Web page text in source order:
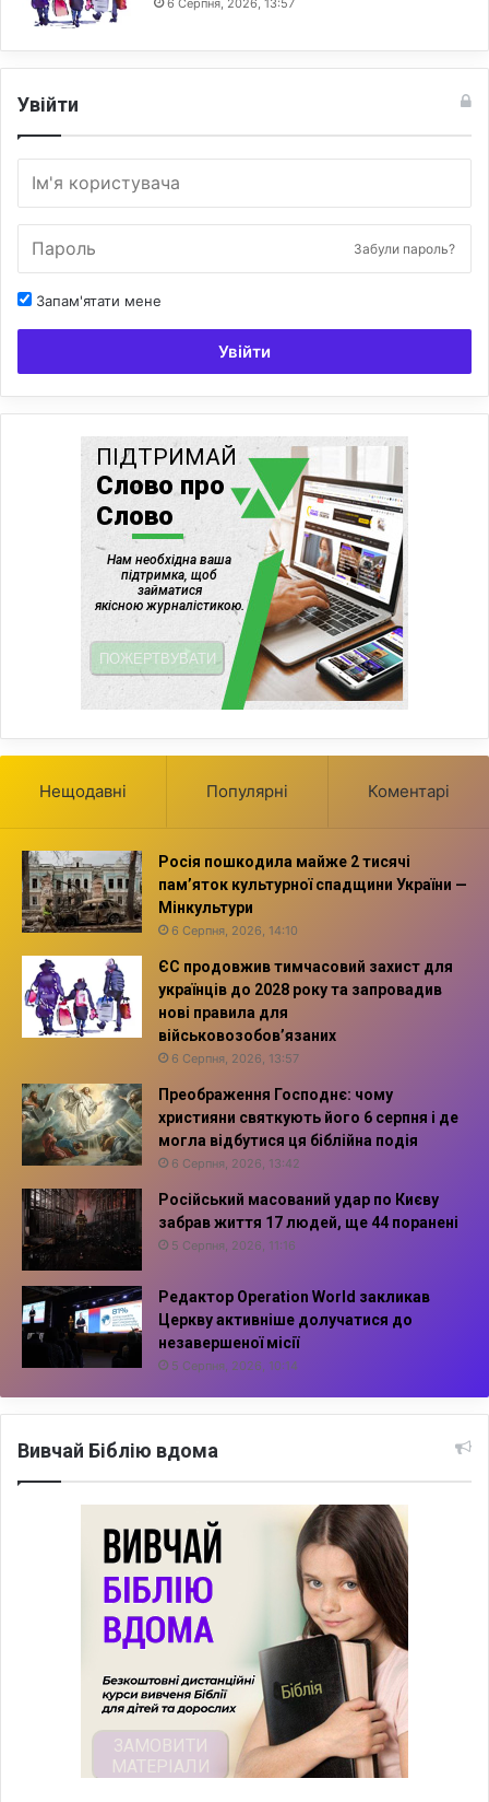
6 Серпня, 2026, 13:57
Увійти
Забули пароль?
Запам'ятати мене
Увійти
Нещодавні Популярні Коментарі
Росія пошкодила майже 2 тисячі
пам’яток культурної спадщини України —
Мінкультури
6 Серпня, 2026, 14:10
ЄС продовжив тимчасовий захист для
українців до 2028 року та запровадив
нові правила для
військовозобов’язаних
6 Серпня, 2026, 13:57
Преображення Господнє: чому
християни святкують його 6 серпня і де
могла відбутися ця біблійна подія
6 Серпня, 2026, 13:42
Російський масований удар по Києву
забрав життя 17 людей, ще 44 поранені
5 Серпня, 2026, 11:16
Редактор Operation World закликав
Церкву активніше долучатися до
незавершеної місії
5 Серпня, 2026, 10:14
Вивчай Біблію вдома